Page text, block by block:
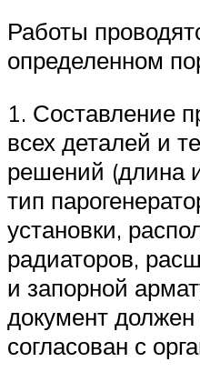
Работы
определенном
1. Составление
всех деталей и
решений (длина
тип
установки,
радиаторов,
и запорной
документ
согласован с